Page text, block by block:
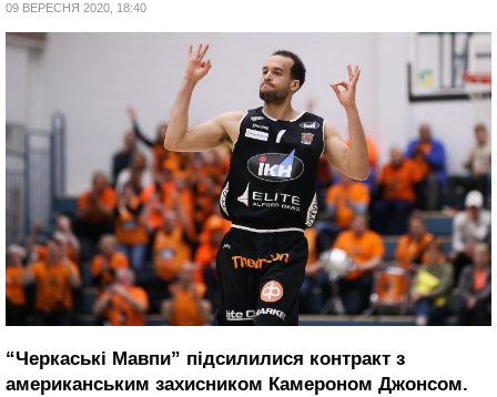
09 ВЕРЕСНЯ 2020, 18:40
“Черкаські Мавпи” підсилилися контракт з
американським захисником Камероном Джонсом.